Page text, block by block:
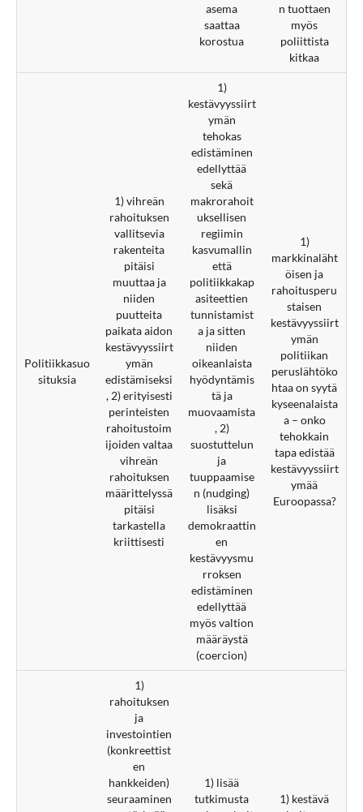
asema
saattaa
korostua
n tuottaen
myös
poliittista
kitkaa
Politiikkasuo
situksia
1) vihreän
rahoituksen
vallitsevia
rakenteita
pitäisi
muuttaa ja
niiden
puutteita
paikata aidon
kestävyyssiirt
ymän
edistämiseksi
, 2) erityisesti
perinteisten
rahoitustoim
ijoiden valtaa
vihreän
rahoituksen
määrittelyssä
pitäisi
tarkastella
kriittisesti
1)
kestävyyssiirt
ymän
tehokas
edistäminen
edellyttää
sekä
makrorahoit
uksellisen
regiimin
kasvumallin
että
politiikkakap
asiteettien
tunnistamist
a ja sitten
niiden
oikeanlaista
hyödyntämis
tä ja
muovaamista
, 2)
suostuttelun
ja
tuuppaamise
n (nudging)
lisäksi
demokraattin
en
kestävyysmu
rroksen
edistäminen
edellyttää
myös valtion
määräystä
(coercion)
1)
markkinaläht
öisen ja
rahoitusperu
staisen
kestävyyssiirt
ymän
politiikan
peruslähtöko
htaa on syytä
kyseenalaista
a – onko
tehokkain
tapa edistää
kestävyyssiirt
ymää
Euroopassa?
1)
rahoituksen
ja
investointien
(konkreettist
en
hankkeiden)
seuraaminen
1) lisää
tutkimusta
1) kestävä